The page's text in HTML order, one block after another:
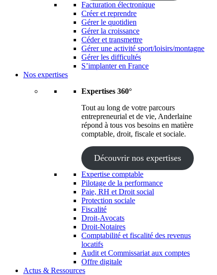
Facturation électronique
Créer et reprendre
Gérer le quotidien
Gérer la croissance
Céder et transmettre
Gérer une activité sport/loisirs/montagne
Gérer les difficultés
S’implanter en France
Nos expertises
Expertises 360°
Tout au long de votre parcours
entrepreneurial et de vie, Anderlaine
répond à tous vos besoins en matière
comptable, droit, fiscale et sociale.
Découvrir nos expertises
Expertise comptable
Pilotage de la performance
Paie, RH et Droit social
Protection sociale
Fiscalité
Droit-Avocats
Droit-Notaires
Comptabilité et fiscalité des revenus
locatifs
Audit et Commissariat aux comptes
Offre digitale
Actus & Ressources